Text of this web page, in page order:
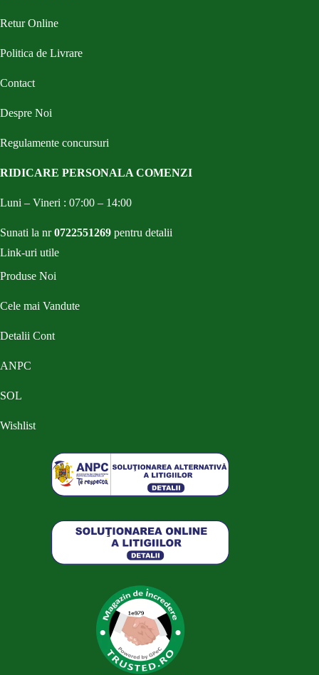
Retur Online
Politica de Livrare
Contact
Despre Noi
Regulamente concursuri
RIDICARE PERSONALA COMENZI
Luni – Vineri : 07:00 – 14:00
Sunati la nr0722551269 pentru detalii
Link-uri utile
Produse Noi
Cele mai Vandute
Detalii Cont
ANPC
SOL
Wishlist